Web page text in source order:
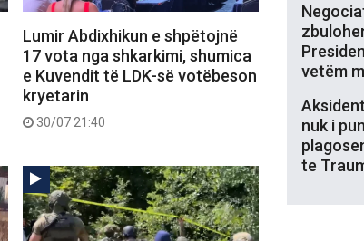
Lumir Abdixhikun e shpëtojnë
17 vota nga shkarkimi, shumica
e Kuvendit të LDK-së votëbeson
kryetarin
30/07 21:40
vetëm
nuk i
te